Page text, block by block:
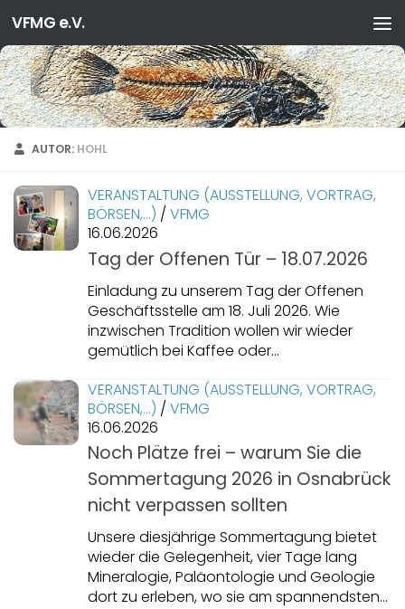
Zum Inhalt springen
VFMG e.V.
AUTOR: HOHL
VERANSTALTUNG (AUSSTELLUNG, VORTRAG,
BÖRSEN,…) / VFMG
16.06.2026
Tag der Offenen Tür – 18.07.2026
Einladung zu unserem Tag der Offenen
Geschäftsstelle am 18. Juli 2026. Wie
inzwischen Tradition wollen wir wieder
gemütlich bei Kaffee oder...
VERANSTALTUNG (AUSSTELLUNG, VORTRAG,
BÖRSEN,…) / VFMG
16.06.2026
Noch Plätze frei – warum Sie die
Sommertagung 2026 in Osnabrück
nicht verpassen sollten
Unsere diesjährige Sommertagung bietet
wieder die Gelegenheit, vier Tage lang
Mineralogie, Paläontologie und Geologie
dort zu erleben, wo sie am spannendsten...